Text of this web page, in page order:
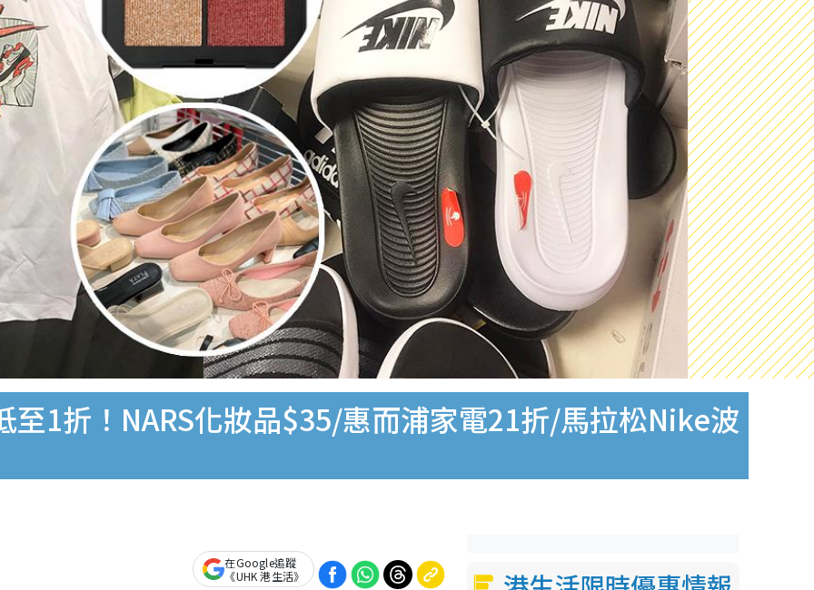
至1折！NARS化妝品$35/惠而浦家電21折/馬拉松Nike波
在Google追蹤
《UHK 港生活》